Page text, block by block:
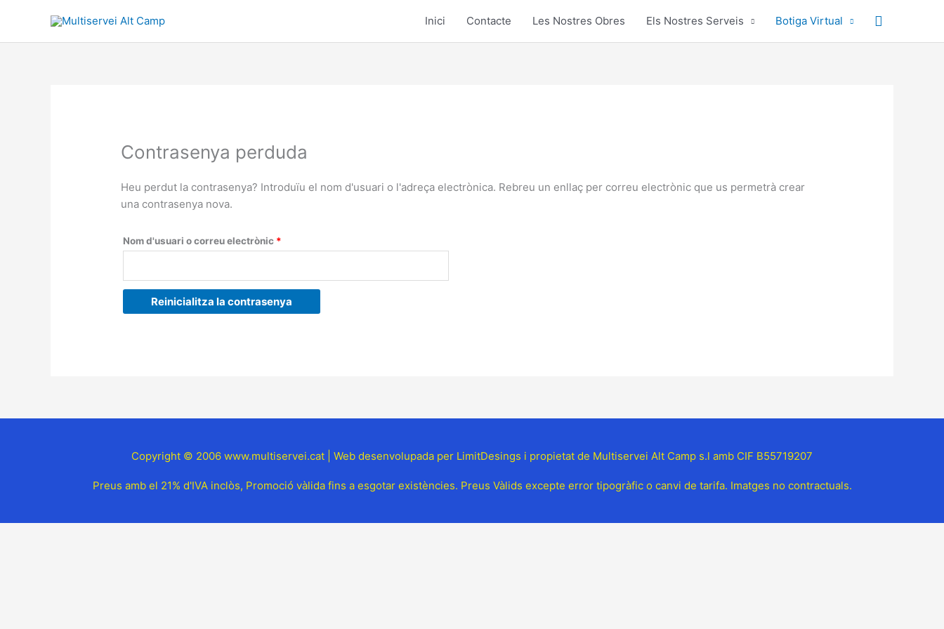
contingut
Inici Contacte Les Nostres Obres Els Nostres Serveis Botiga Virtual Cerca
Contrasenya perduda
Heu perdut la contrasenya? Introduïu el nom d'usuari o l'adreça electrònica. Rebreu un enllaç per correu electrònic que us permetrà crear
una contrasenya nova.
Nom d'usuari o correu electrònic *
Reinicialitza la contrasenya
Copyright © 2006 www.multiservei.cat | Web desenvolupada per LimitDesings i propietat de Multiservei Alt Camp s.l amb CIF B55719207
Preus amb el 21% d'IVA inclòs, Promoció vàlida fins a esgotar existències. Preus Vàlids excepte error tipogràfic o canvi de tarifa. Imatges no contractuals.